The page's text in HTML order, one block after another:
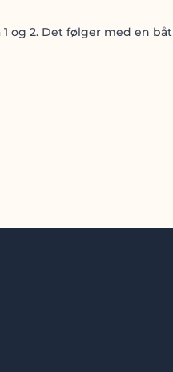
og 2. Det følger med en båt